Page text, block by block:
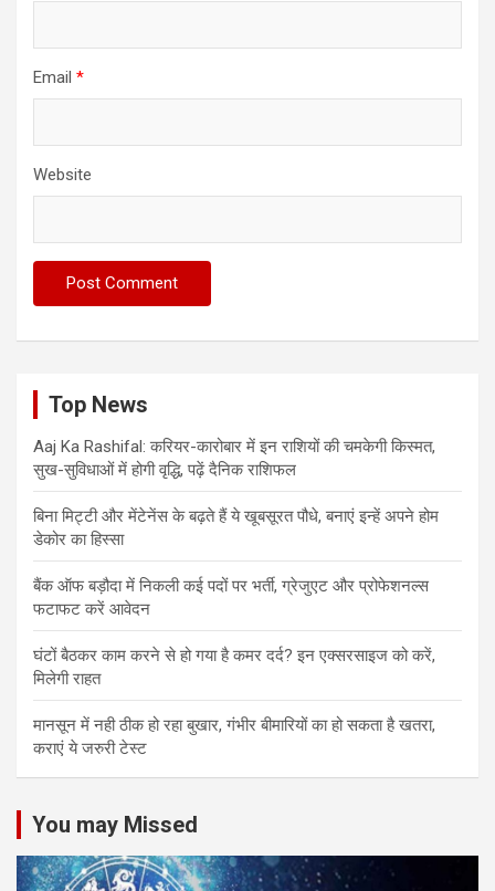
Email *
Website
Top News
Aaj Ka Rashifal: करियर-कारोबार में इन राशियों की चमकेगी किस्मत,
सुख-सुविधाओं में होगी वृद्धि, पढ़ें दैनिक राशिफल
बिना मिट्टी और मेंटेनेंस के बढ़ते हैं ये खूबसूरत पौधे, बनाएं इन्‍हें अपने होम
डेकोर का हिस्‍सा
बैंक ऑफ बड़ौदा में निकली कई पदों पर भर्ती, ग्रेजुएट और प्रोफेशनल्स
फटाफट करें आवेदन
घंटों बैठकर काम करने से हो गया है कमर दर्द? इन एक्सरसाइज को करें,
मिलेगी राहत
मानसून में नही ठीक हो रहा बुखार, गंभीर बीमारियों का हो सकता है खतरा,
कराएं ये जरुरी टेस्ट
You may Missed